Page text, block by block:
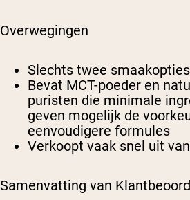
Overwegingen
Slechts twee smaakopties
Bevat MCT-poeder en
puristen die minimale
geven mogelijk de
eenvoudigere formules
Verkoopt vaak snel uit
Samenvatting van